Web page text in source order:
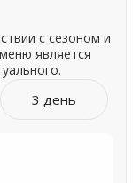
с сезоном и
является
3 день